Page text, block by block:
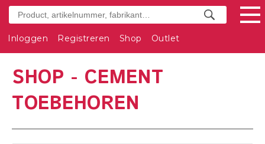
Inloggen Registreren Shop Outlet
SHOP - CEMENT
TOEBEHOREN